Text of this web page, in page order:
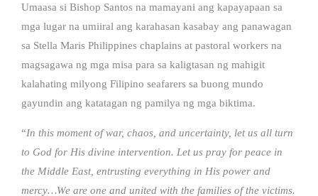
Umaasa si Bishop Santos na mamayani ang kapayapaan sa
mga lugar na umiiral ang karahasan kasabay ang panawagan
sa Stella Maris Philippines chaplains at pastoral workers na
magsagawa ng mga misa para sa kaligtasan ng mahigit
kalahating milyong Filipino seafarers sa buong mundo
gayundin ang katatagan ng pamilya ng mga biktima.
“In this moment of war, chaos, and uncertainty, let us all turn
to God for His divine intervention. Let us pray for peace in
the Middle East, entrusting everything in His power and
mercy…We are one and united with the families of the victims.